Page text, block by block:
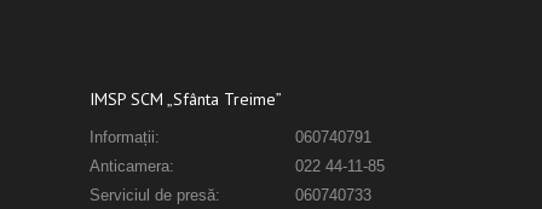
IMSP SCM „Sfânta Treime”
Informații:
060740791
Anticamera:
022 44-11-85
Serviciul de presă:
060740733